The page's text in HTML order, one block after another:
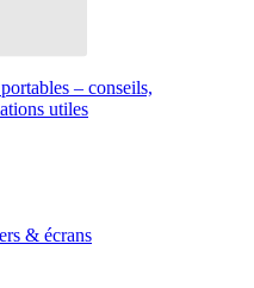
– conseils,
utiles
& écrans